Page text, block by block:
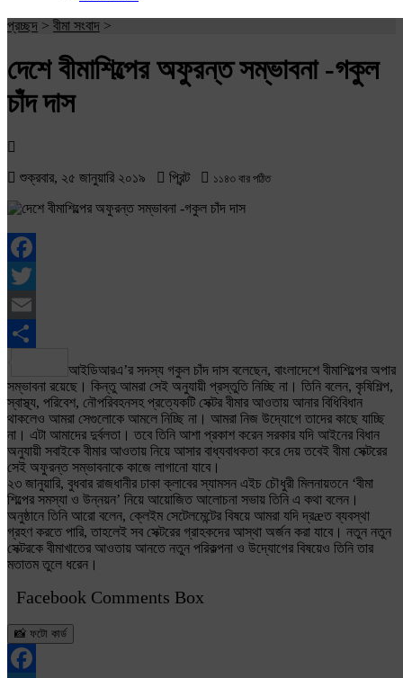
প্রচ্ছদ > বীমা সংবাদ >
দেশে বীমাশিল্পের অফুরন্ত সম্ভাবনা -গকুল
চাঁদ দাস
শুক্রবার, ২৫ জানুয়ারি ২০১৯ প্রিন্ট ১১৪৩ বার পঠিত
Facebook
Twitter
Email
Share
আইডিআরএ’র সদস্য গকুল চাঁদ দাস বলেছেন, বাংলাদেশে বীমাশিল্পের অপার
সম্ভাবনা রয়েছে। কিন্তু আমরা সেই অনুযায়ী প্রস্তুতি নিচ্ছি না। তিনি বলেন, কৃষিশিল্প,
স্বাস্থ্য, পরিবেশ, নৌপরিবহনসহ প্রত্যেকটি সেক্টর বীমার আওতায় আনার বিধিবিধান
থাকলেও আমরা সেগুলোকে আমলে নিচ্ছি না। আমরা নিজ উদ্যোগে তাদের কাছে যাচ্ছি
না। এটা আমাদের দুর্বলতা। তবে তিনি আশা প্রকাশ করেন সরকার যদি আইনের বিধান
অনুযায়ী সবাইকে বীমার আওতায় নিয়ে আসার বাধ্যবাধকতা করে দেয় তবেই বীমা সেক্টরের
সেই অফুরন্ত সম্ভাবনাকে কাজে লাগানো যাবে।
২৩ জানুয়ারি, বুধবার রাজধানীর ঢাকা ক্লাবের স্যামসন এইচ চৌধুরী মিলনায়তনে ‘বীমা
শিল্পের সমস্যা ও উন্নয়ন’ নিয়ে আয়োজিত আলোচনা সভায় তিনি এ কথা বলেন।
অনুষ্ঠানে তিনি আরো বলেন, ক্লেইম সেটেলমেন্টের বিষয়ে আমরা যদি দ্রæত ব্যবস্থা
গ্রহণ করতে পারি, তাহলেই সব সেক্টরের গ্রাহকদের আস্থা অর্জন করা যাবে। নতুন নতুন
সেক্টরকে বীমাখাতের আওতায় আনতে নতুন পরিকল্পনা ও উদ্যোগের বিষয়েও তিনি তার
মতাতম তুলে ধরেন।
Facebook Comments Box
📸 ফটো কার্ড